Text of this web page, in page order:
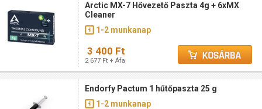
Arctic MX-7 Hővezető Paszta 4g + 6xMX
Cleaner
1-2 munkanap
3 400 Ft
2 677 Ft + Áfa
Endorfy Pactum 1 hűtőpaszta 25 g
1-2 munkanap